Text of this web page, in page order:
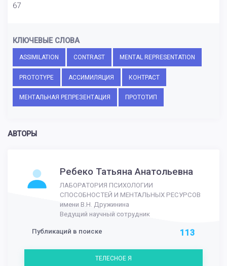
67
КЛЮЧЕВЫЕ СЛОВА
ASSIMILATION CONTRAST MENTAL REPRESENTATION
PROTOTYPE АССИМИЛЯЦИЯ КОНТРАСТ
МЕНТАЛЬНАЯ РЕПРЕЗЕНТАЦИЯ ПРОТОТИП
АВТОРЫ
Ребеко Татьяна Анатольевна
ЛАБОРАТОРИЯ ПСИХОЛОГИИ
СПОСОБНОСТЕЙ И МЕНТАЛЬНЫХ РЕСУРСОВ
имени В.Н. Дружинина
Ведущий научный сотрудник
Публикаций в поиске 113
ТЕЛЕСНОЕ Я